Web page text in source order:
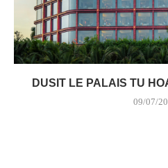
DUSIT LE PALAIS TU
09/07/